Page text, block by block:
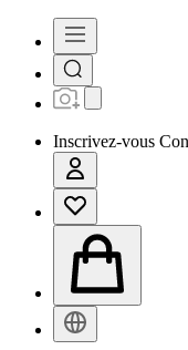
Inscrivez-vous